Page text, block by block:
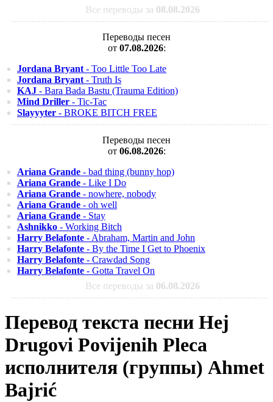
Все переводы за 08.08.2026
Переводы песен
от 07.08.2026:
Jordana Bryant - Too Little Too Late
Jordana Bryant - Truth Is
KAJ - Bara Bada Bastu (Trauma Edition)
Mind Driller - Tic-Tac
Slayyyter - BROKE BITCH FREE
Переводы песен
от 06.08.2026:
Ariana Grande - bad thing (bunny hop)
Ariana Grande - Like I Do
Ariana Grande - nowhere, nobody
Ariana Grande - oh well
Ariana Grande - Stay
Ashnikko - Working Bitch
Harry Belafonte - Abraham, Martin and John
Harry Belafonte - By the Time I Get to Phoenix
Harry Belafonte - Crawdad Song
Harry Belafonte - Gotta Travel On
Все переводы за 06.08.2026
Перевод текста песни Hej
Drugovi Povijenih Pleca
исполнителя (группы) Ahmet
Bajrić